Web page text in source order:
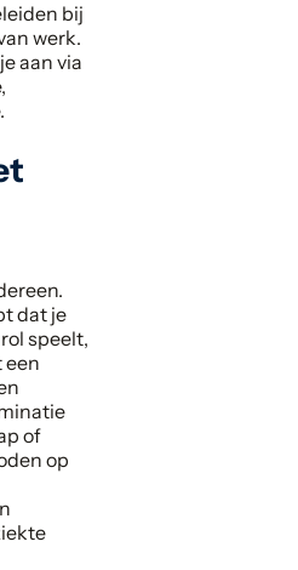
bij
werk.
aan via
dat je
speelt,
een
of
op